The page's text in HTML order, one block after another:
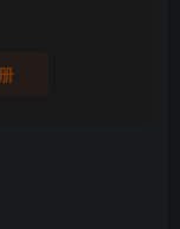
基酸置松洗发水上
D®法发水保花羊之
水滋源无硫酸盐洗
天用吗、滋源洗发